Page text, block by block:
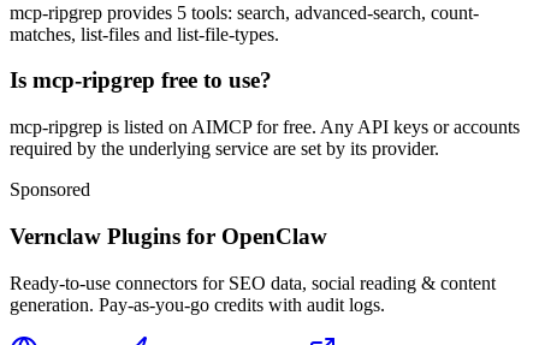
mcp-ripgrep provides 5 tools: search, advanced-search, count-
matches, list-files and list-file-types.
Is mcp-ripgrep free to use?
mcp-ripgrep is listed on AIMCP for free. Any API keys or accounts
required by the underlying service are set by its provider.
Sponsored
Vernclaw Plugins for OpenClaw
Ready-to-use connectors for SEO data, social reading & content
generation. Pay-as-you-go credits with audit logs.